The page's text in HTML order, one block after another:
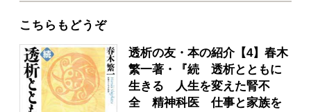
こちらもどうぞ
透析の友・本の紹介【4】春木
繁一著・『続 透析とともに
生きる 人生を変えた腎不
全 精神科医 仕事と家族を